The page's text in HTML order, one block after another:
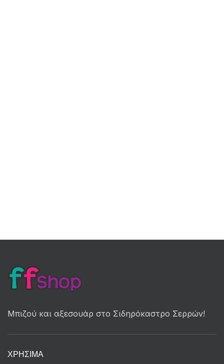
Μπιζού και αξεσουάρ στο Σιδηρόκαστρο Σερρών!
ΧΡΉΣΙΜΑ